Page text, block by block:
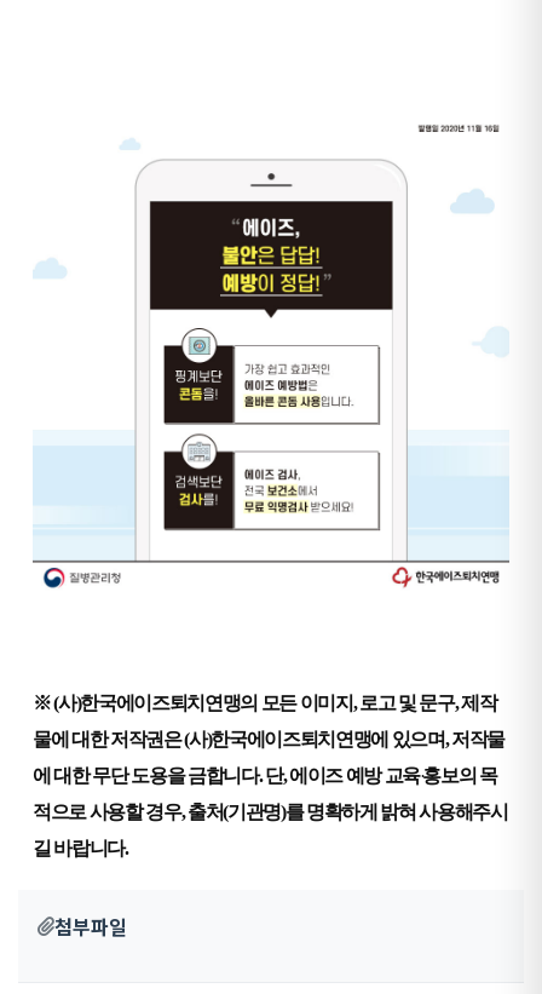
※ (사)한국에이즈퇴치연맹의 모든 이미지, 로고 및 문구, 제작
물에 대한 저작권은 (사)한국에이즈퇴치연맹에 있으며, 저작물
에 대한 무단 도용을 금합니다.단, 에이즈 예방 교육·홍보의 목
적으로 사용할 경우, 출처(기관명)를 명확하게 밝혀 사용해주시
길 바랍니다.
첨부파일